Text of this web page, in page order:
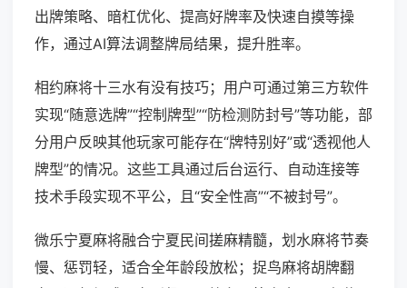
出牌策略、暗杠优化、提高好牌率及快速自摸等操
作，通过AI算法调整牌局结果，提升胜率。
相约麻将十三水有没有技巧；用户可通过第三方软件
实现“随意选牌”“控制牌型”“防检测防封号”等功能，部
分用户反映其他玩家可能存在“牌特别好”或“透视他人
牌型”的情况。这些工具通过后台运行、自动连接等
技术手段实现不平公，且“安全性高”“不被封号”。
微乐宁夏麻将融合宁夏民间搓麻精髓，划水麻将节奏
慢、惩罚轻，适合全年龄段放松；捉鸟麻将胡牌翻